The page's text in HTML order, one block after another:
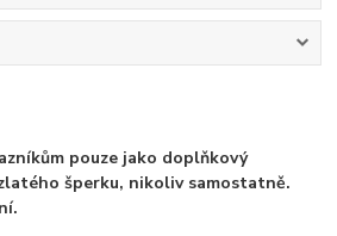
pouze jako doplňkový
šperku, nikoliv samostatně.